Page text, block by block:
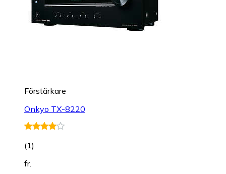
Förstärkare
Onkyo TX-8220
(1)
fr.